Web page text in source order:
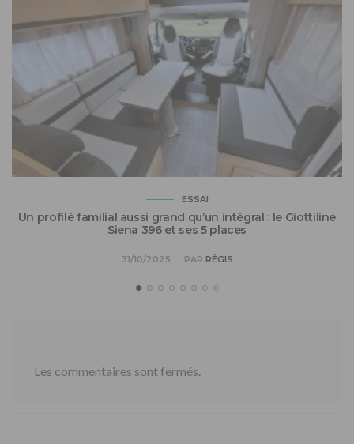
ESSAI
Un profilé familial aussi grand qu’un intégral : le Giottiline
Siena 396 et ses 5 places
31/10/2025 PAR RÉGIS
Les commentaires sont fermés.